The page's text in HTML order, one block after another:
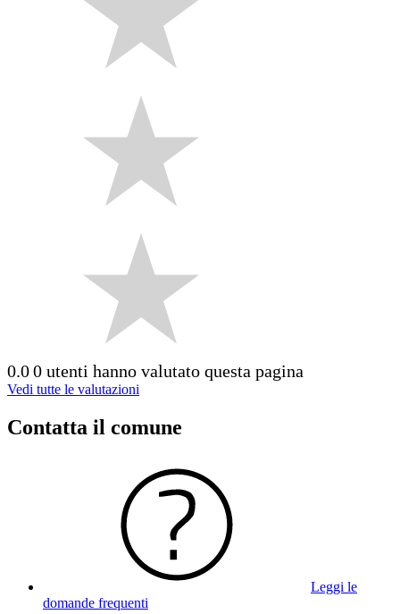
0.00 utenti hanno valutato questa pagina
Vedi tutte le valutazioni
Contatta il comune
Leggi le
domande frequenti